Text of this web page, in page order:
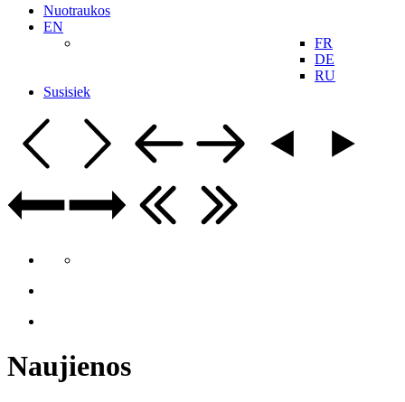
Nuotraukos
EN
FR
DE
RU
Susisiek
Naujienos